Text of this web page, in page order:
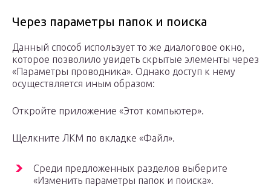
Через параметры папок и поиска
Данный способ использует то же диалоговое окно,
которое позволило увидеть скрытые элементы через
«Параметры проводника». Однако доступ к нему
осуществляется иным образом:
Откройте приложение «Этот компьютер».
Щелкните ЛКМ по вкладке «Файл».
Среди предложенных разделов выберите
«Изменить параметры папок и поиска».